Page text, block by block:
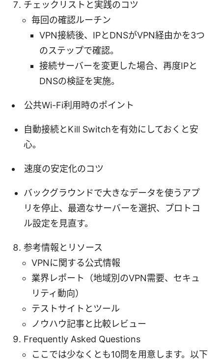
チェックリストと実践のコツ
毎回の確認ルーチン
VPN接続後、IPとDNSがVPN経由かを3つ
のステップで確認。
接続サーバーを変更した場合、再度IPと
DNSの検証を実施。
公共Wi-Fi利用時のポイント
自動接続とKill Switchを有効にしておくと安
心。
速度の安定化のコツ
バックグラウンドで大きなデータを使うアプ
リを停止、最適なサーバーを選択、プロトコ
ル設定を見直す。
参考情報とリソース
VPNに関する公式情報
業界レポート（地域別のVPN需要、セキュ
リティ動向）
テストサイトとツール
ノウハウ記事と比較レビュー
Frequently Asked Questions
ここでは少なくとも10問を用意します。以下